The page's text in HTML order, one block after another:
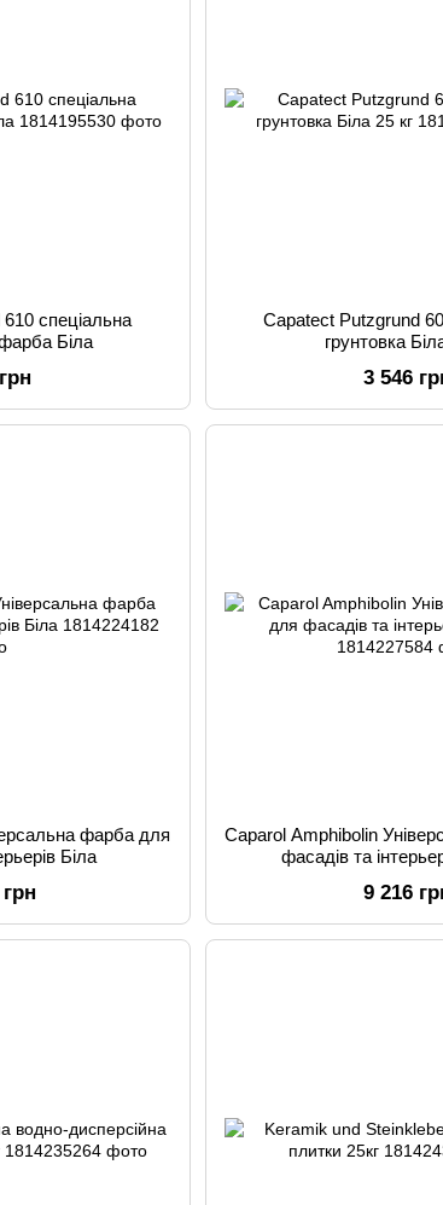
спеціальна
Біла
Capatect Putzgrund
грунтовка
3 546
фарба для
Біла
Caparol Amphibolin
фасадів та
9 216